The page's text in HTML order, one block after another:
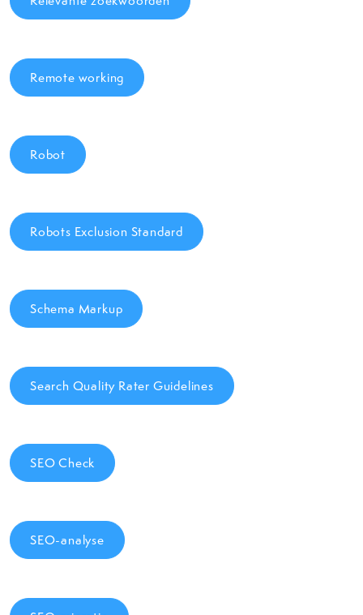
Remote working
Robot
Robots Exclusion Standard
Schema Markup
Search Quality Rater Guidelines
SEO Check
SEO-analyse